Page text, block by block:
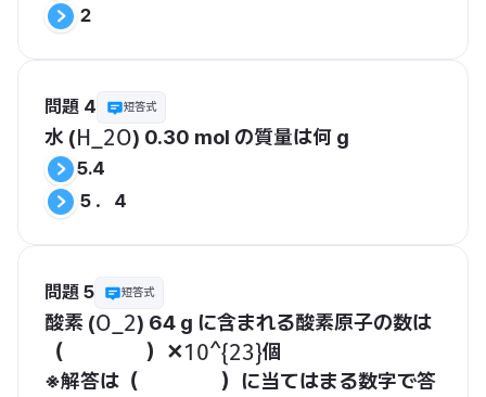
２
問題 4 短答式
水 (​H_2O​) 0.30 mol の質量は何 g
5.4
５．４
問題 5 短答式
酸素 (​O_2​) 64 g に含まれる酸素原子の数は
（　　　　）✕​10^{23}​個
※解答は（　　　　）に当てはまる数字で答